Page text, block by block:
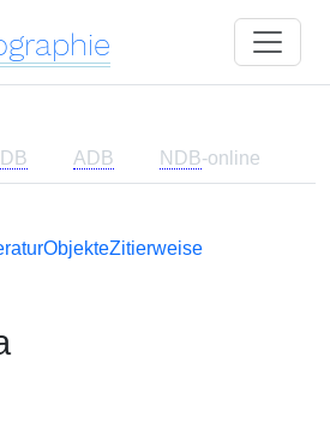
ADB NDB-online
ObjekteZitierweise